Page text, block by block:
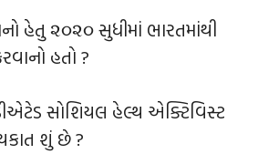
હેતુ ૨૦૨૦ સુધીમાં ભારતમાંથી
હતો ?
સોશિયલ હેલ્થ એક્ટિવિસ્ટ
શું છે ?